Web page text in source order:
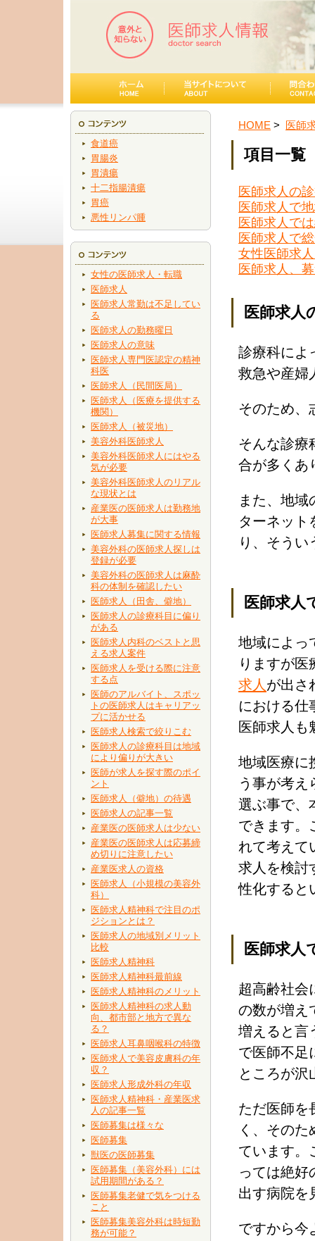
食道癌
胃腸炎
胃潰瘍
十二指腸潰瘍
胃癌
悪性リンパ腫
女性の医師求人・転職
医師求人
医師求人常勤は不足してい
る
医師求人の勤務曜日
医師求人の意味
医師求人専門医認定の精神
科医
医師求人（民間医局）
医師求人（医療を提供する
機関）
医師求人（被災地）
美容外科医師求人
美容外科医師求人にはやる
気が必要
美容外科医師求人のリアル
な現状とは
産業医の医師求人は勤務地
が大事
医師求人募集に関する情報
美容外科の医師求人探しは
登録が必要
美容外科の医師求人は麻酔
科の体制を確認したい
医師求人（田舎、僻地）
医師求人の診療科目に偏り
がある
医師求人内科のベストと思
える求人案件
医師求人を受ける際に注意
する点
医師のアルバイト、スポッ
トの医師求人はキャリアッ
プに活かせる
医師求人検索で絞りこむ
医師求人の診療科目は地域
により偏りが大きい
医師が求人を探す際のポイ
ント
医師求人（僻地）の待遇
医師求人の記事一覧
産業医の医師求人は少ない
産業医の医師求人は応募締
め切りに注意したい
産業医求人の資格
医師求人（小規模の美容外
科）
医師求人精神科で注目のポ
ジションとは？
医師求人の地域別メリット
比較
医師求人精神科
医師求人精神科最前線
医師求人精神科のメリット
医師求人精神科の求人動
向、都市部と地方で異な
る？
医師求人耳鼻咽喉科の特徴
医師求人で美容皮膚科の年
収？
医師求人形成外科の年収
医師求人精神科・産業医求
人の記事一覧
医師募集は様々な
医師募集
獣医の医師募集
医師募集（美容外科）には
試用期間がある？
医師募集老健で気をつける
こと
医師募集美容外科は時短勤
務が可能？
HOME 医師
項目一覧
医師求人の
医師求人で
医師求人で
医師求人で
女性医師求
医師求人、
医師求人
診療科によ
救急や産婦
そのため、
そんな診療
合が多くあ
また、地域
ターネット
り、そう
医師求人
地域によっ
りますが
求人 が出さ
における仕
医師求人も
地域医療に
う事が考え
選ぶ事で、
できます。
れて考えて
求人を検討
性化すると
医師求人
超高齢社会
の数が増え
増えると言
で医師不足
ところが沢
ただ医師を
く、その
ています。
っては絶好
出す病院を
ですから今